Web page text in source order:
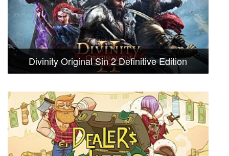
Divinity Original Sin 2 Definitive Edition